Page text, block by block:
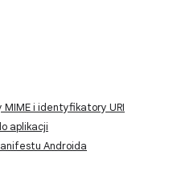
i identyfikatory URI
aplikacji
Androida